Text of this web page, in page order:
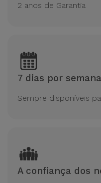
2 anos de Garantia
7 dias por
Sempre disponíveis
A confiança dos